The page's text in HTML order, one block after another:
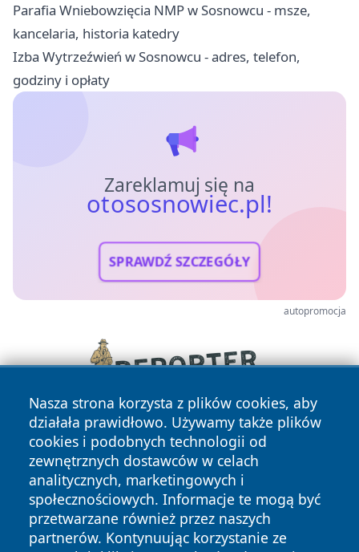
Parafia Wniebowzięcia NMP w Sosnowcu - msze,
kancelaria, historia katedry
Izba Wytrzeźwień w Sosnowcu - adres, telefon,
godziny i opłaty
Zareklamuj się na
otososnowiec.pl!
SPRAWDŹ SZCZEGÓŁY
autopromocja
Nasza strona korzysta z plików cookies, aby
działała prawidłowo. Używamy także plików
cookies i podobnych technologii od
zewnętrznych dostawców w celach
analitycznych, marketingowych i
społecznościowych. Informacje te mogą być
przetwarzane również przez naszych
partnerów. Kontynuując korzystanie ze
Copyright © 2026 otososnowiec.pl Wszystkie prawa